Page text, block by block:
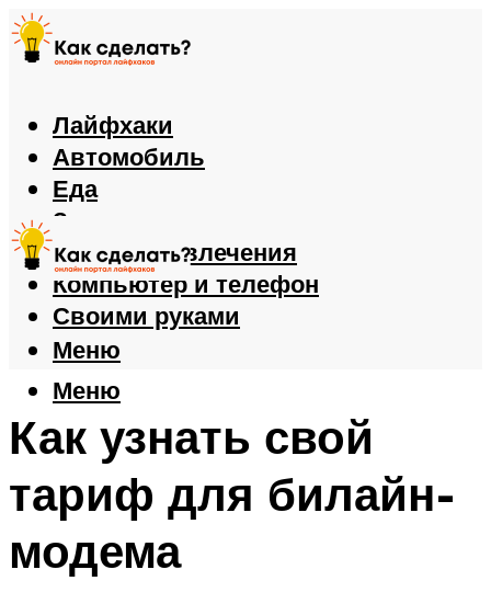
Лайфхаки
Автомобиль
Еда
Здоровье
Игры и развлечения
Компьютер и телефон
Своими руками
Меню
Меню
Как узнать свой
тариф для билайн-
модема